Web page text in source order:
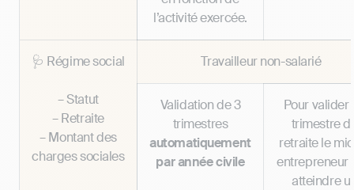
l’activité exercée.
🩺 Régime social
– Statut
– Retraite
– Montant des
charges sociales
Travailleur non-salarié
Validation de 3
trimestres
automatiquement
par année civile
Pour valider
trimestre
retraite le
entrepreneur
atteindre